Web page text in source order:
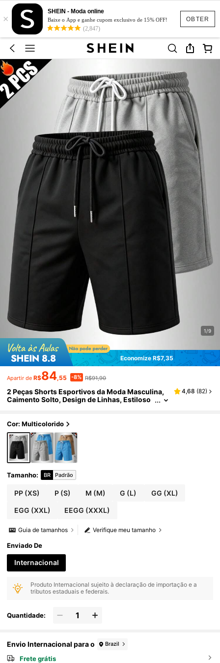
OBTER
×
SHEIN - Moda online
Baixe o App e ganhe cupom exclusivo de 15% OFF!
(2,847)
1/9
Economize R$7,35
Apartir de R$84,55 -8% R$91,90
2 Peças Shorts Esportivos da Moda Masculina,
Caimento Solto, Design de Linhas, Estiloso
te Perfeito para o Namorado
4,68 (82)
Cor: Multicolorido
Tamanho: BR Padrão
PP(XS) P(S) M (M) G (L) GG (XL)
EGG (XXL) EEGG (XXXL)
Verifique meu tamanho
Guia de tamanhos
Enviado De
Internacional
Produto Internacional sujeito à declaração de importação e a
tributos estaduais e federais.
Quantidade:
Envio Internacional para o Brazil
Frete grátis